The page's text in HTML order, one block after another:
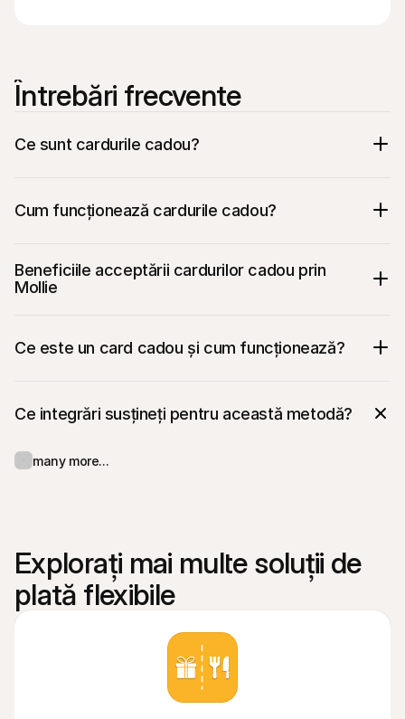
Întrebări frecvente
Ce sunt cardurile cadou?
Cum funcționează cardurile cadou?
Beneficiile acceptării cardurilor cadou prin
Mollie
Ce este un card cadou și cum funcționează?
Ce integrări susțineți pentru această metodă?
many more...
Explorați mai multe soluții de
plată flexibile